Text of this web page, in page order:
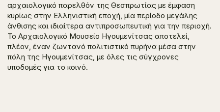
αρχαιολογικό παρελθόν της Θεσπρωτίας με έμφαση
κυρίως στην Ελληνιστική εποχή, μία περίοδο μεγάλης
άνθισης και ιδιαίτερα αντιπροσωπευτική για την περιοχή.
Το Αρχαιολογικό Μουσείο Ηγουμενίτσας αποτελεί,
πλέον, έναν ζωντανό πολιτιστικό πυρήνα μέσα στην
πόλη της Ηγουμενίτσας, με όλες τις σύγχρονες
υποδομές για το κοινό.